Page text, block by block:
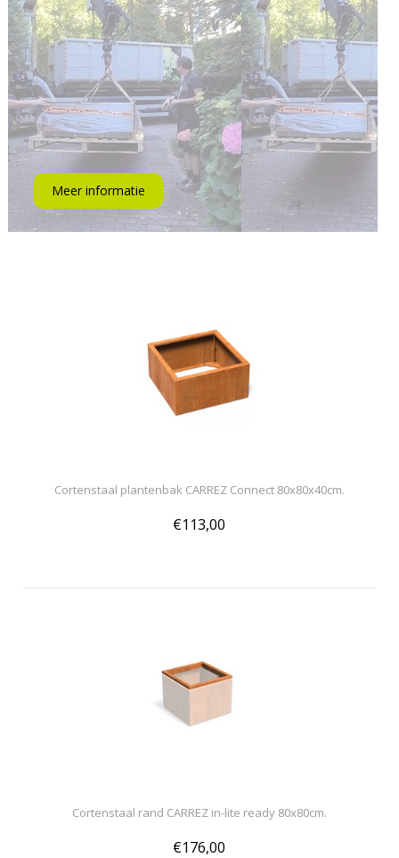
Meer informatie
Cortenstaal plantenbak CARREZ Connect 80x80x40cm.
€113,00
Cortenstaal rand CARREZ in-lite ready 80x80cm.
€176,00